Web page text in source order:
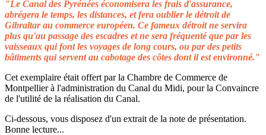
"Le Canal des Pyrénées économisera les frais d'assurance,
abrégera le temps, les distances, et fera oublier le détroit de
Gibraltar au commerce européen. Ce fameux détroit ne servira
plus qu'au passage des escadres et ne sera fréquenté que par les
vaisseaux qui font les voyages de long cours, ou par des petits
bâtiments qui servent au cabotage des côtes dont il est environné."
Cet exemplaire était offert par la Chambre de Commerce de
Montpellier à l'administration du Canal du Midi, pour la Convaincre
de l'utilité de la réalisation du Canal.
Ci-dessous, vous disposez d'un extrait de la note de présentation.
Bonne lecture...